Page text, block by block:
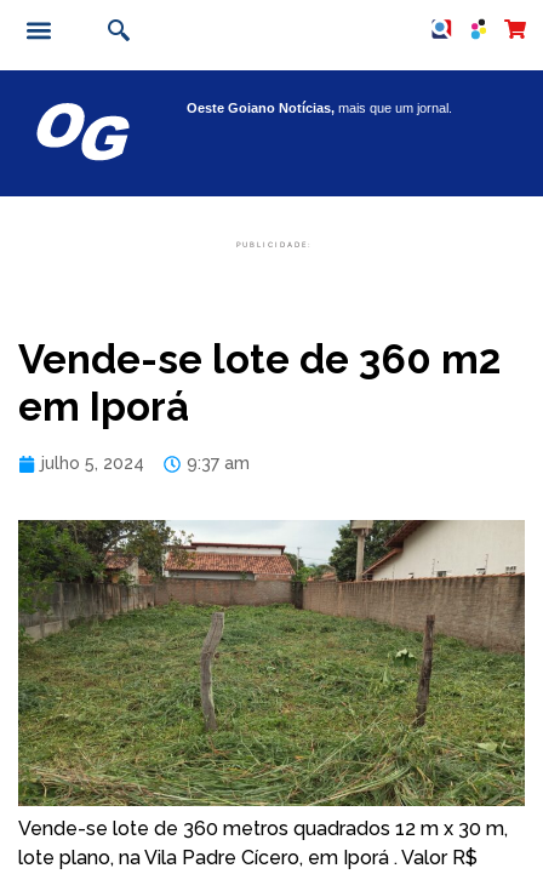
Oeste Goiano Notícias,mais que um jornal.
PUBLICIDADE:
Vende-se lote de 360 m2
em Iporá
julho 5, 2024 9:37 am
Vende-se lote de 360 metros quadrados 12 m x 30 m,
lote plano, na Vila Padre Cícero, em Iporá . Valor R$